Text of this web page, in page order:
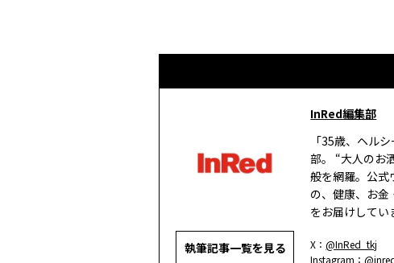
執筆記事一覧を見る
InRed編集部
「35歳、ヘル
部。 “大人のお
般を網羅。公
の、健康、お金
をお届けしてい
X：@InRed_tkj
Instagram：